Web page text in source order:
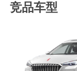
竞品车型